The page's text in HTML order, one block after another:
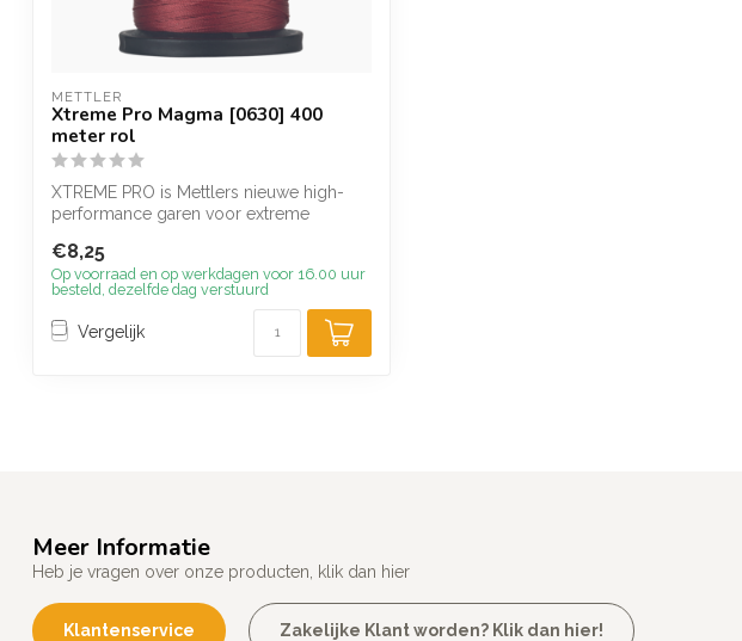
METTLER
Xtreme Pro Magma [0630] 400
meter rol
XTREME PRO is Mettlers nieuwe high-
performance garen voor extreme
€8,25
Op voorraad en op werkdagen voor 16.00 uur
besteld, dezelfde dag verstuurd
Vergelijk
Meer Informatie
Heb je vragen over onze producten, klik dan hier
Klantenservice Zakelijke Klant worden? Klik dan hier!